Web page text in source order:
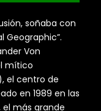
soñaba con
Geographic”.
Von
mítico
el centro de
en 1989 en las
el más grande